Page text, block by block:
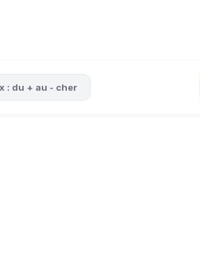
: du + au - cher